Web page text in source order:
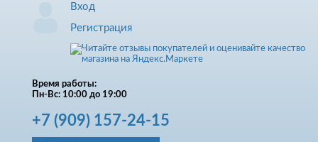
Вход
Регистрация
Время работы:
Пн-Вс: 10:00 до 19:00
+7 (909) 157-24-15